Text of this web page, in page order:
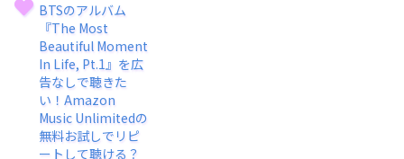
BTSのアルバム
『The Most
Beautiful Moment
In Life, Pt.1』を広
告なしで聴きた
い！Amazon
Music Unlimitedの
無料お試しでリピ
ートして聴ける？